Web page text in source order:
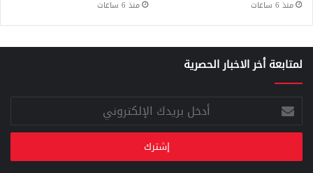
منذ 6 ساعات منذ 6 ساعات
لمتابعة أخر الاخبار الحصرية
أدخل
بريدك
الإلكتروني